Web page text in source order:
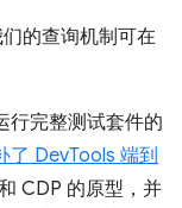
的查询机制可在
行完整测试套件的
了 DevTools 端到
CDP 的原型，并